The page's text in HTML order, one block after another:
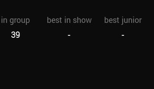
in group best in show
best junior
39 - -